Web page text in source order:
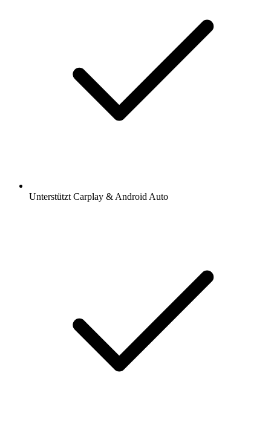
Unterstützt Carplay & Android Auto